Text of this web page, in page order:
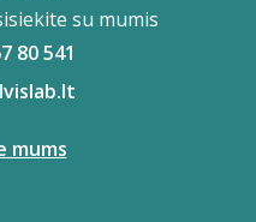
su mumis
80 541
mums